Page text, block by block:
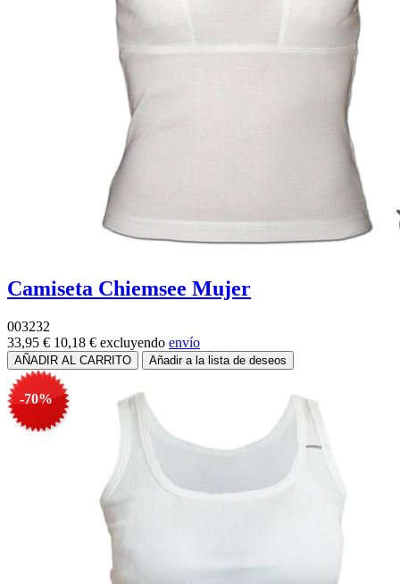
Camiseta Chiemsee Mujer
003232
33,95 € 10,18 € excluyendo envío
-70%